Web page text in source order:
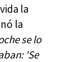
la
la
se lo
'Se